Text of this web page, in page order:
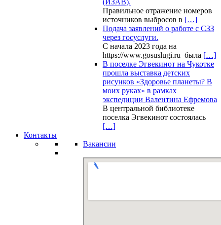
(ИЗАВ).
Правильное отражение номеров
источников выбросов в […]
Подача заявлений о работе с СЗЗ
через госуслуги.
С начала 2023 года на
https://www.gosuslugi.ru была […]
В поселке Эгвекинот на Чукотке
прошла выставка детских
рисунков «Здоровье планеты? В
моих руках» в рамках
экспедиции Валентина Ефремова
В центральной библиотеке
поселка Эгвекинот состоялась
[…]
Контакты
Вакансии